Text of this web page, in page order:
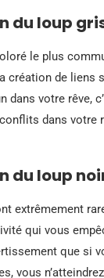
du loup
le plus
création de liens
dans votre rêve,
dans votre
du loup
extrêmement
qui vous
que si
vous